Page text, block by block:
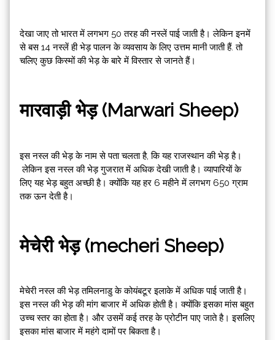
देखा जाए तो भारत में लगभग 50 तरह की नस्लें पाई जाती है। लेकिन इनमें
से बस 14 नस्लें ही भेड़ पालन के व्यवसाय के लिए उत्तम मानी जाती हैं. तो
चलिए कुछ किस्मों की भेड़ के बारे में विस्तार से जानते हैं।
मारवाड़ी भेड़ (Marwari Sheep)
इस नस्ल की भेड़ के नाम से पता चलता है, कि यह राजस्थान की भेड़ है।
लेकिन इस नस्ल की भेड़ गुजरात में अधिक देखी जाती है। व्यापारियों के
लिए यह भेड़ बहुत अच्छी है। क्योंकि यह हर 6 महीने में लगभग 650 ग्राम
तक ऊन देती है।
मेचेरी भेड़ (mecheri Sheep)
मेचेरी नस्ल की भेड़ तमिलनाडु के कोयंबटूर इलाके में अधिक पाई जाती है।
इस नस्ल की भेड़ की मांग बाजार में अधिक होती है। क्योंकि इसका मांस बहुत
उच्च स्तर का होता है। और उसमें कई तरह के प्रोटीन पाए जाते है। इसलिए
इसका मांस बाजार में महंगे दामों पर बिकता है।